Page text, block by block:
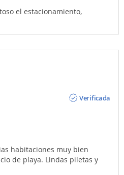
el estacionamiento,
Verificada
habitaciones muy bien
de playa. Lindas piletas y